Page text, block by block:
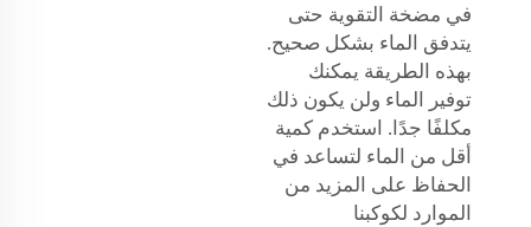
في مضخة التقوية حتى
يتدفق الماء بشكل صحيح.
بهذه الطريقة يمكنك
توفير الماء ولن يكون ذلك
مكلفًا جدًا. استخدم كمية
أقل من الماء لتساعد في
الحفاظ على المزيد من
الموارد لكوكبنا